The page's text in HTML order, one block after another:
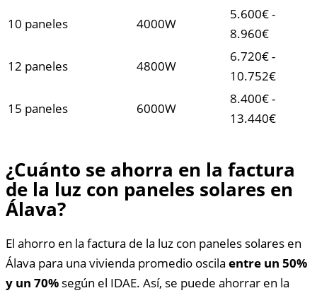
10 paneles
4000W
5.600€ -
8.960€
12 paneles
4800W
6.720€ -
10.752€
15 paneles
6000W
8.400€ -
13.440€
¿Cuánto se ahorra en la factura
de la luz con paneles solares en
Álava?
El ahorro en la factura de la luz con paneles solares en
Álava para una vivienda promedio oscila entre un 50%
y un 70% según el IDAE. Así, se puede ahorrar en la